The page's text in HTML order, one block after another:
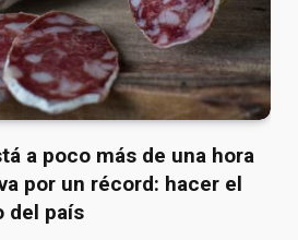
a poco más de una hora
por un récord: hacer el
del país